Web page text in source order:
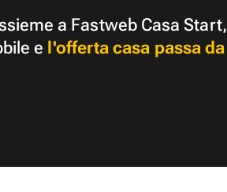
a Fastweb Casa Start,
e l'offerta casa passa da